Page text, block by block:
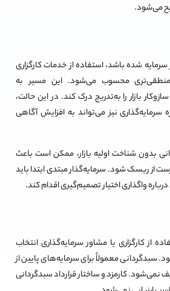
می‌شود.
سرمایه شده باشد، استفاده از خدمات کارگزاری
منطقی‌تری محسوب می‌شود. این مسیر به
بازار را به‌تدریج درک کند. در این حالت،
سرمایه‌گذاری نیز می‌تواند به افزایش آگاهی
بدون شناخت اولیه بازار، ممکن است باعث
از ریسک شود. سرمایه‌گذار مبتدی ابتدا باید
واگذاری اختیار تصمیم‌گیری اقدام کند.
از کارگزاری یا مشاور سرمایه‌گذاری انتخاب
معمولاً برای سرمایه‌های پایین از
نمی‌شود. کارمزد و ساختار قرارداد سبدگردانی